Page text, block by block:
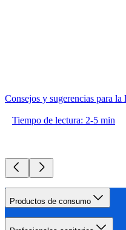
Consejos y sugerencias para la
Tiempo de lectura: 2-5 min
Productos de consumo